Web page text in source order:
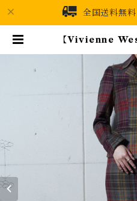
全国送料無
【Vivienne
チェックジャケ
トアップ red